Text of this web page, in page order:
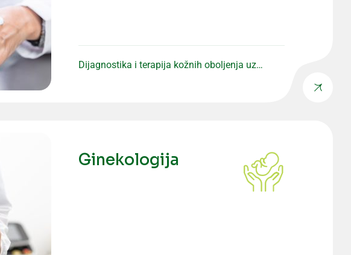
Dijagnostika i terapija kožnih oboljenja uz
Ginekologija